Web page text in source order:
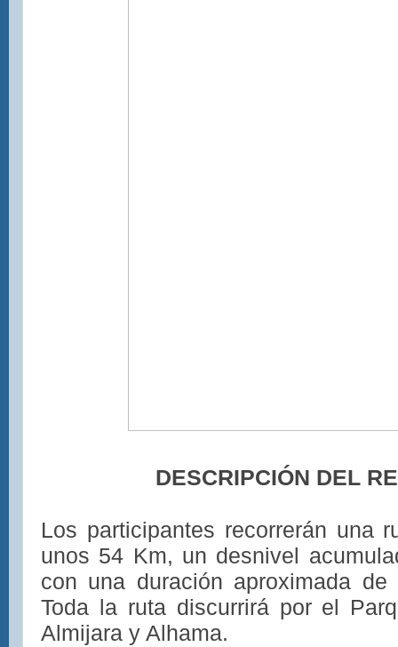
DESCRIPCIÓN DEL
Los participantes recorrerán una
unos 54 Km, un desnivel
con una duración aproximada
Toda la ruta discurrirá por el
Almijara y Alhama.